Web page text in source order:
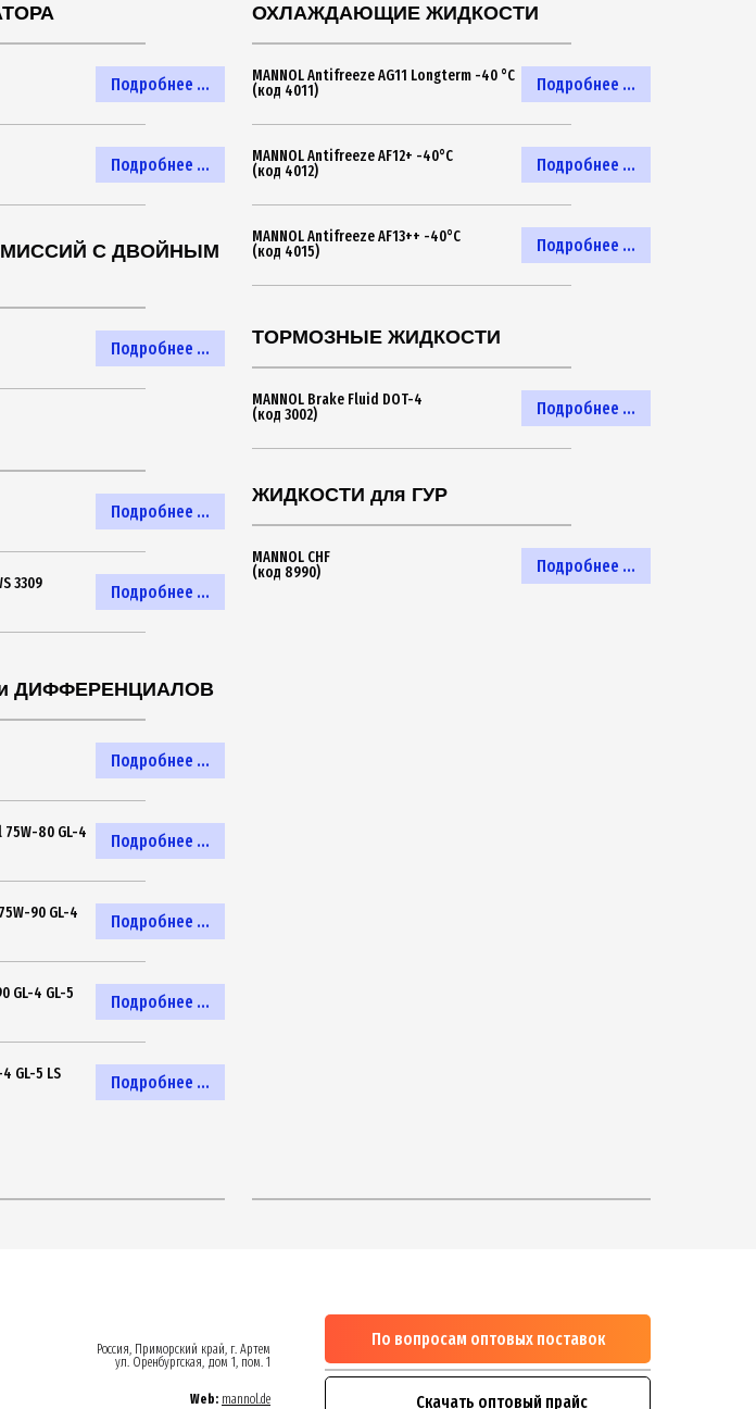
Подробнее ...
Подробнее ...
С ДВОЙНЫМ
Подробнее ...
Подробнее ...
Подробнее ...
3309
ДИФФЕРЕНЦИАЛОВ
Подробнее ...
Подробнее ...
75W-80 GL-4
Подробнее ...
90 GL-4
Подробнее ...
GL-4 GL-5
Подробнее ...
GL-5 LS
ОХЛАЖДАЮЩИЕ ЖИДКОСТИ
Подробнее ...
MANNOL Antifreeze AG11 Longterm -40 °C
(код 4011)
Подробнее ...
MANNOL Antifreeze AF12+ -40°C
(код 4012)
Подробнее ...
MANNOL Antifreeze AF13++ -40°C
(код 4015)
ТОРМОЗНЫЕ ЖИДКОСТИ
Подробнее ...
MANNOL Brake Fluid DOT-4
(код 3002)
ЖИДКОСТИ для ГУР
Подробнее ...
MANNOL CHF
(код 8990)
Россия, Приморский край, г. Артем
ул. Оренбургская, дом 1, пом. 1
Web: mannol.de
По вопросам оптовых поставок
Скачать оптовый прайс